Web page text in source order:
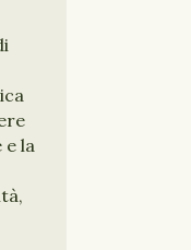
e la